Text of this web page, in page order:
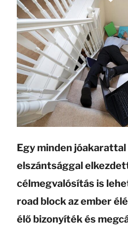
Egy minden
elszántsággal
célmegvalósítás is
road block az ember
élő bizonyíték és